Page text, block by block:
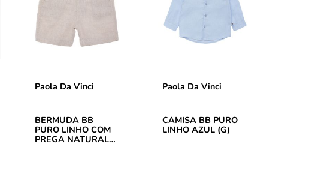
Paola Da Vinci
BERMUDA BB
PURO LINHO COM
PREGA NATURAL
Paola Da Vinci
CAMISA BB PURO
LINHO AZUL (G)